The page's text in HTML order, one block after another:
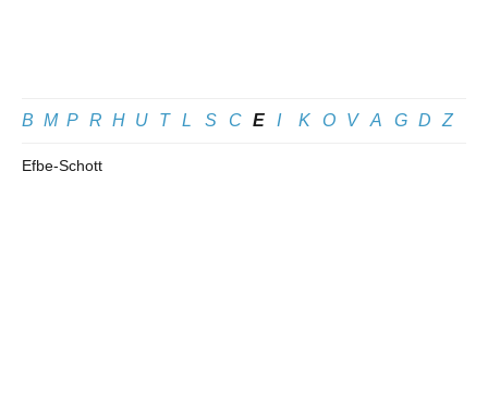
B M P R H U T L S C E I K O V A G D Z
Efbe-Schott